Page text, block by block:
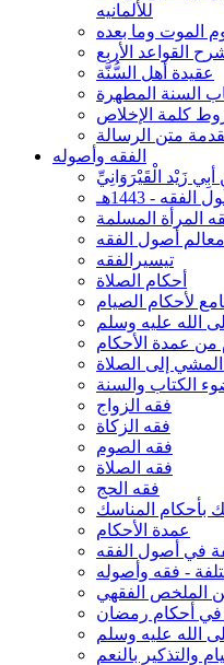
للألمانيه
الموت وما بعده
القواعد الأربع
عقيدة أهل السُّنَّة
السنة المطهرة
كلمة الإخلاص
متن الرسالة
الفقه وأصوله
زَيْد الْقَيْرَوَانِيِّ
- 1443هـ
المرأة المسلمة
معالم أصول الفقه
تيسيرالفقه
أحكام الصلاة
لأحكام الصيام
الله عليه وسلم
عمدة الأحكام
المشي إلى الصلاة
الكتاب والسنة
فقه الزواج
فقه الزكاة
فقه الصوم
فقه الصلاة
فقه الحج
بأحكام المناسك
عمدة الأحكام
في أصول الفقه
- فقه وأصوله
الملخص الفقهي
في أحكام رمضان
الله عليه وسلم
والتذكير بالنعم